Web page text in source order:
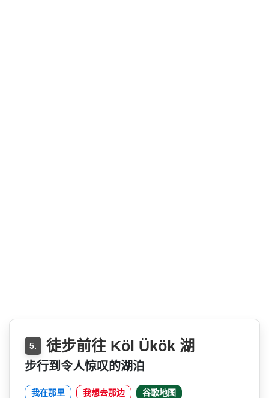
5. 徒步前往 Köl Ükök 湖
步行到令人惊叹的湖泊
我在那里 我想去那边 谷歌地图